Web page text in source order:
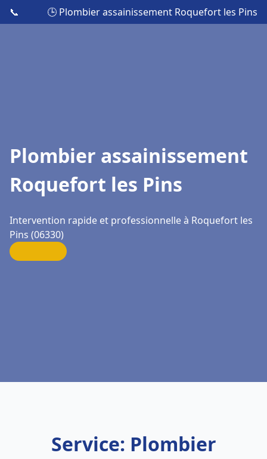
📞 🕒 Plombier assainissement Roquefort les Pins
Plombier assainissement
Roquefort les Pins
Intervention rapide et professionnelle à Roquefort les
Pins (06330)
Service: Plombier